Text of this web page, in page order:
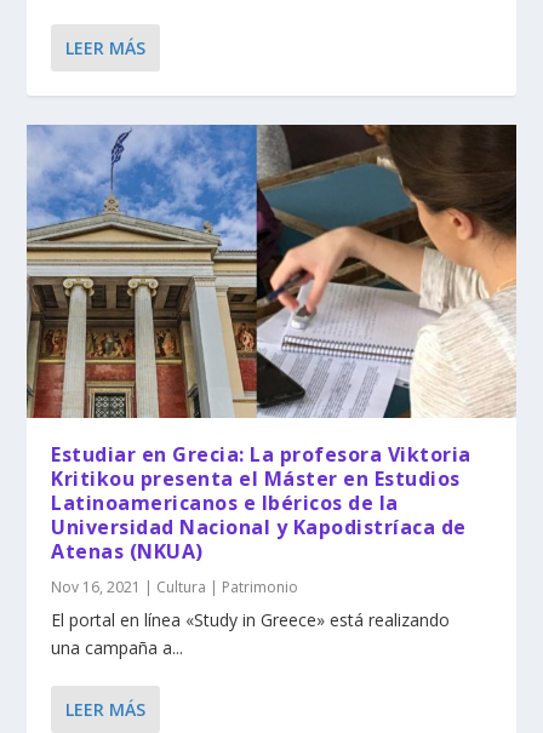
LEER MÁS
Estudiar en Grecia: La profesora Viktoria
Kritikou presenta el Máster en Estudios
Latinoamericanos e Ibéricos de la
Universidad Nacional y Kapodistríaca de
Atenas (NKUA)
Nov 16, 2021 | Cultura | Patrimonio
El portal en línea «Study in Greece» está realizando
una campaña a...
LEER MÁS